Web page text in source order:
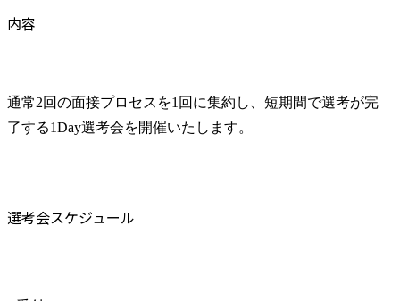
内容
通常2回の面接プロセスを1回に集約し、短期間で選考が完
了する1Day選考会を開催いたします。
選考会スケジュール